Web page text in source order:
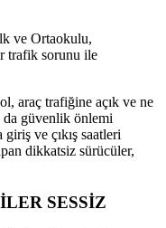
ve Ortaokulu,
trafik sorunu ile
araç trafiğine açık ve ne
da güvenlik önlemi
ve çıkış saatleri
dikkatsiz sürücüler,
SESSİZ